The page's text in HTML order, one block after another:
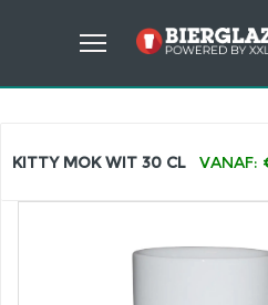
KITTY MOK WIT 30 CL VANAF: